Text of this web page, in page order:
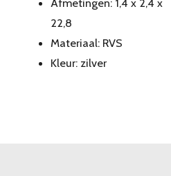
Afmetingen: 1,4 x 2,4 x
22,8
Materiaal: RVS
Kleur: zilver